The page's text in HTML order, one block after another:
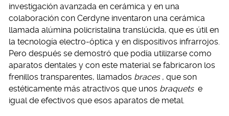
investigación avanzada en cerámica y en una
colaboración con Cerdyne inventaron una cerámica
llamada alúmina policristalina translúcida, que es útil en
la tecnología electro-óptica y en dispositivos infrarrojos.
Pero después se demostró que podía utilizarse como
aparatos dentales y con este material se fabricaron los
frenillos transparentes, llamados braces , que son
estéticamente más atractivos que unos braquets e
igual de efectivos que esos aparatos de metal.